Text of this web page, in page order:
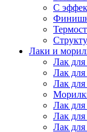
С
Лаки и
Лак
Лак для
Лак для
Лак
Лак
Лак для